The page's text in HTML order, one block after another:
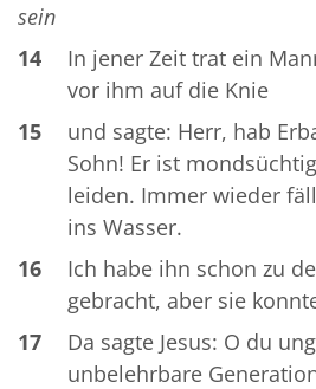
sein
14
In jener Zeit trat ein
vor ihm auf die Knie
15
und sagte: Herr, hab
Sohn! Er ist
leiden. Immer wieder
ins Wasser.
16
Ich habe ihn schon zu
gebracht, aber sie
17
Da sagte Jesus: O du
unbelehrbare